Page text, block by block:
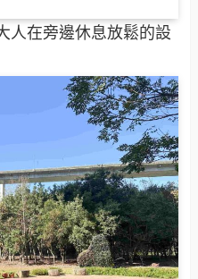
人在旁邊休息放鬆的設